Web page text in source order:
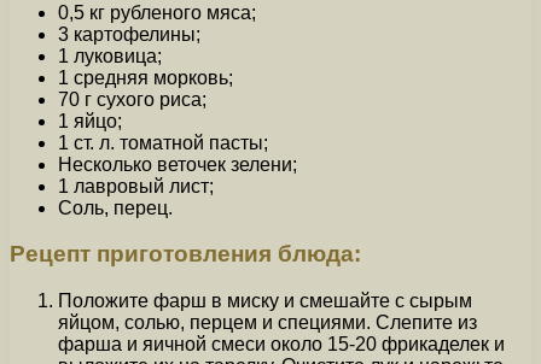
0,5 кг рубленого мяса;
3 картофелины;
1 луковица;
1 средняя морковь;
70 г сухого риса;
1 яйцо;
1 ст. л. томатной пасты;
Несколько веточек зелени;
1 лавровый лист;
Соль, перец.
Рецепт приготовления блюда:
Положите фарш в миску и смешайте с сырым
яйцом, солью, перцем и специями. Слепите из
фарша и яичной смеси около 15-20 фрикаделек и